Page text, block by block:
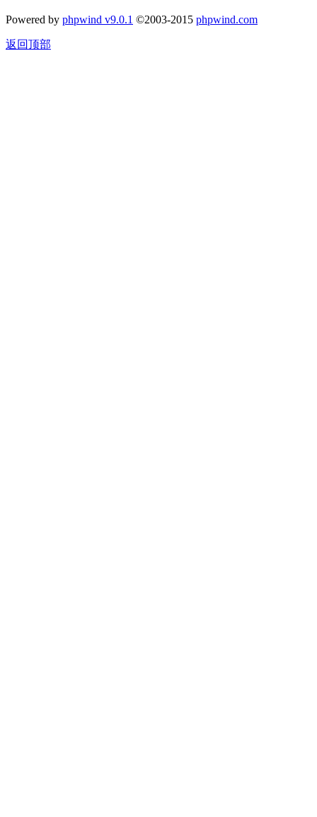
Powered by phpwind v9.0.1 ©2003-2015 phpwind.com
返回顶部